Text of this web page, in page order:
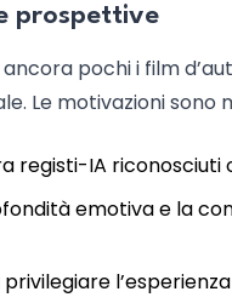
prospettive
pochi i film
Le motivazioni sono
registi-IA
emotiva e la